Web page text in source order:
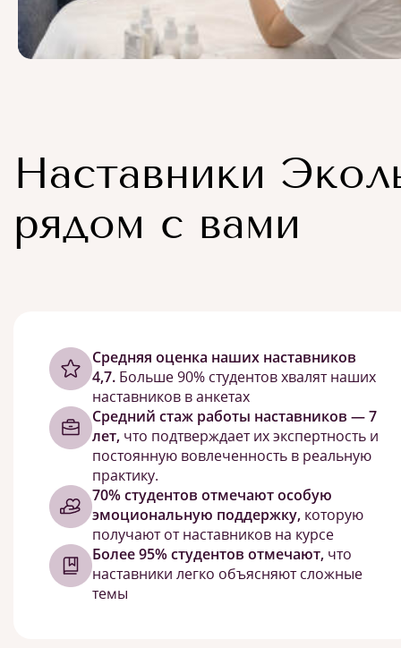
Наставники
рядом с вами
Cредняя оценка наших наставников
4,7. Больше 90% студентов хвалят наших
наставников в анкетах
Средний стаж работы наставников — 7
лет, что подтверждает их экспертность и
постоянную вовлеченность в реальную
практику.
70% студентов отмечают особую
эмоциональную поддержку, которую
получают от наставников на курсе
Более 95% студентов отмечают, что
наставники легко объясняют сложные
темы